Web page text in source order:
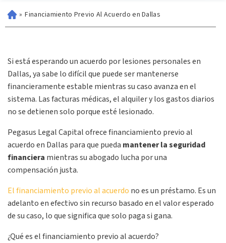
» Financiamiento Previo Al Acuerdo en Dallas
Si está esperando un acuerdo por lesiones personales en
Dallas, ya sabe lo difícil que puede ser mantenerse
financieramente estable mientras su caso avanza en el
sistema. Las facturas médicas, el alquiler y los gastos diarios
no se detienen solo porque esté lesionado.
Pegasus Legal Capital ofrece financiamiento previo al
acuerdo en Dallas para que pueda mantener la seguridad
financiera mientras su abogado lucha por una
compensación justa.
El financiamiento previo al acuerdo no es un préstamo. Es un
adelanto en efectivo sin recurso basado en el valor esperado
de su caso, lo que significa que solo paga si gana.
¿Qué es el financiamiento previo al acuerdo?